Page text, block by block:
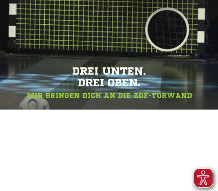
DREI UNTEN.
DREI OBEN.
WIR BRINGEN DICH AN DIE ZDF-TORWAND